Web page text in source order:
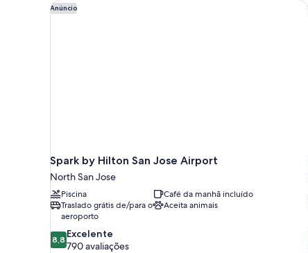
Anúncio
Spark by Hilton San Jose Airport
North San Jose
Piscina
Café da manhã incluído
Traslado grátis de/para o
aeroporto
Aceita animais
8.8
de
8,8 Excelente
790 avaliações
Spark by Hilton San Jose Airport